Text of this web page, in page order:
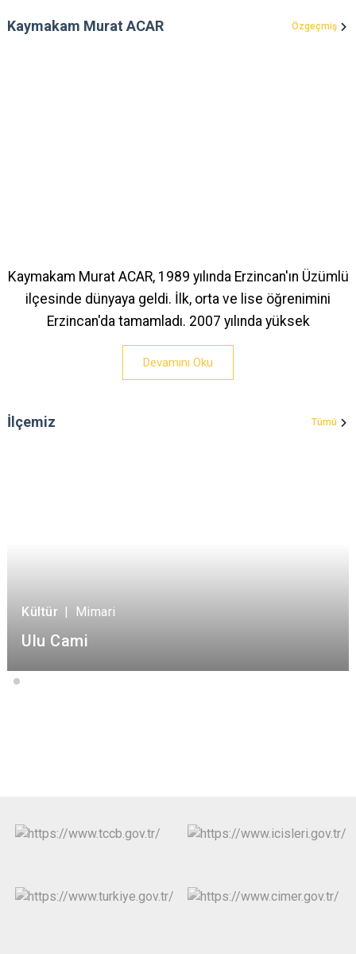
Kaymakam Murat ACAR Özgeçmiş
Kaymakam Murat ACAR, 1989 yılında Erzincan'ın Üzümlü
ilçesinde dünyaya geldi. İlk, orta ve lise öğrenimini
Erzincan'da tamamladı. 2007 yılında yüksek
Devamını Oku
İlçemiz Tümü
Kültür | Mimari
Ulu Cami